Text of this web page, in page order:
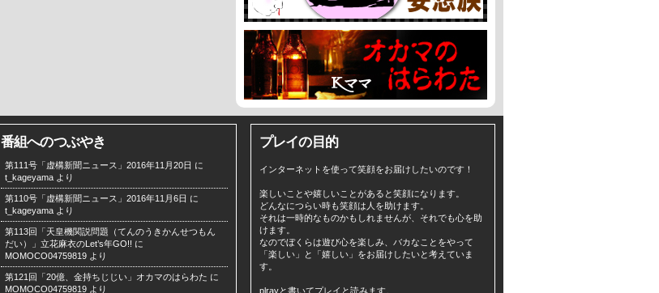
番組へのつぶやき
第111号「虚構新聞ニュース」2016年11月20日 に
t_kageyama より
第110号「虚構新聞ニュース」2016年11月6日 に
t_kageyama より
第113回「天皇機関説問題（てんのうきかんせつもん
だい）」立花麻衣のLet’s年GO!! に
MOMOCO04759819 より
第121回「20億、金持ちじじい」オカマのはらわた に
MOMOCO04759819 より
プレイの目的
インターネットを使って笑顔をお届けしたいのです！
楽しいことや嬉しいことがあると笑顔になります。
どんなにつらい時も笑顔は人を助けます。
それは一時的なものかもしれませんが、それでも心を助
けます。
なのでぼくらは遊び心を楽しみ、バカなことをやって
「楽しい」と「嬉しい」をお届けしたいと考えていま
す。
plrayと書いてプレイと読みます。